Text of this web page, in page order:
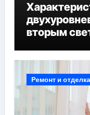
вторым
Ремонт и отделка